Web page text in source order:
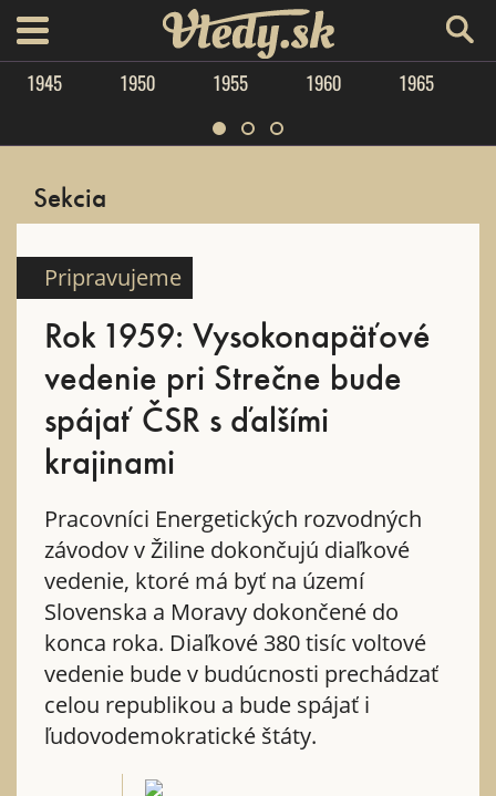
menu Vtedy.sk
1945 1950 1955 1960 1965
Sekcia
Pripravujeme
Rok 1959: Vysokonapäťové
vedenie pri Strečne bude
spájať ČSR s ďalšími
krajinami
Pracovníci Energetických rozvodných
závodov v Žiline dokončujú diaľkové
vedenie, ktoré má byť na území
Slovenska a Moravy dokončené do
konca roka. Diaľkové 380 tisíc voltové
vedenie bude v budúcnosti prechádzať
celou republikou a bude spájať i
ľudovodemokratické štáty.